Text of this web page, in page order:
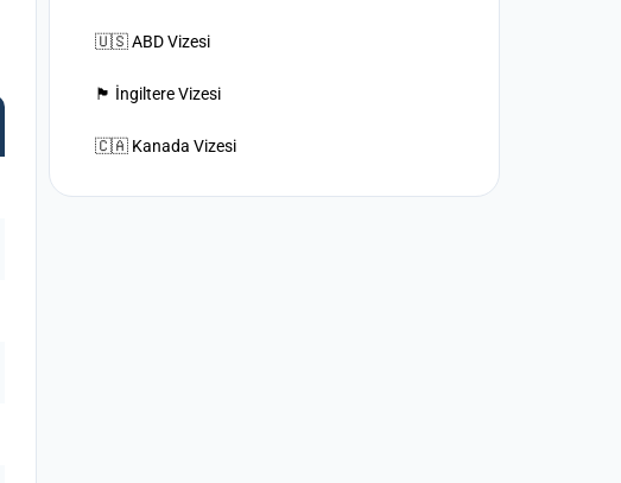
🇺🇸 ABD Vizesi
🏴󠁧󠁢󠁥󠁮󠁧󠁿 İngiltere Vizesi
🇨🇦 Kanada Vizesi